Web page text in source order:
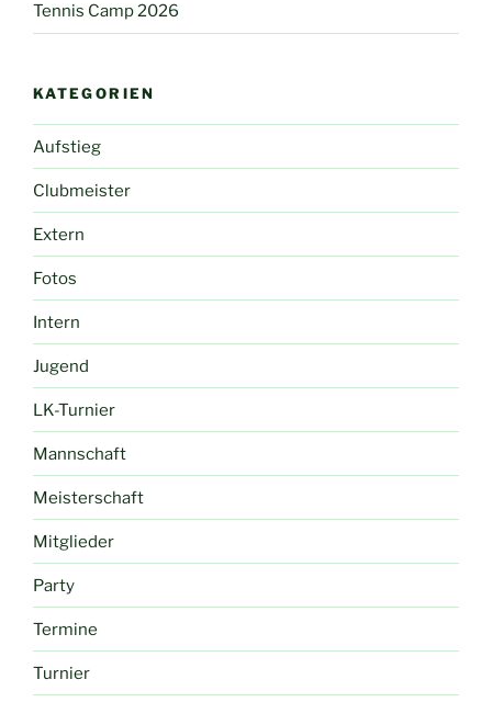
Tennis Camp 2026
KATEGORIEN
Aufstieg
Clubmeister
Extern
Fotos
Intern
Jugend
LK-Turnier
Mannschaft
Meisterschaft
Mitglieder
Party
Termine
Turnier